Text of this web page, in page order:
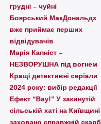
грудні – чуйні
Боярський МакДональдз
вже приймає перших
відвідувачів
Марія Капніст –
НЕЗВОРУШНА під вогнем
Кращі детективні серіали
2024 року: вибір редакції
Ефект “Вау!” У закинутій
сільській хаті на Київщині
заховано справжній скарб